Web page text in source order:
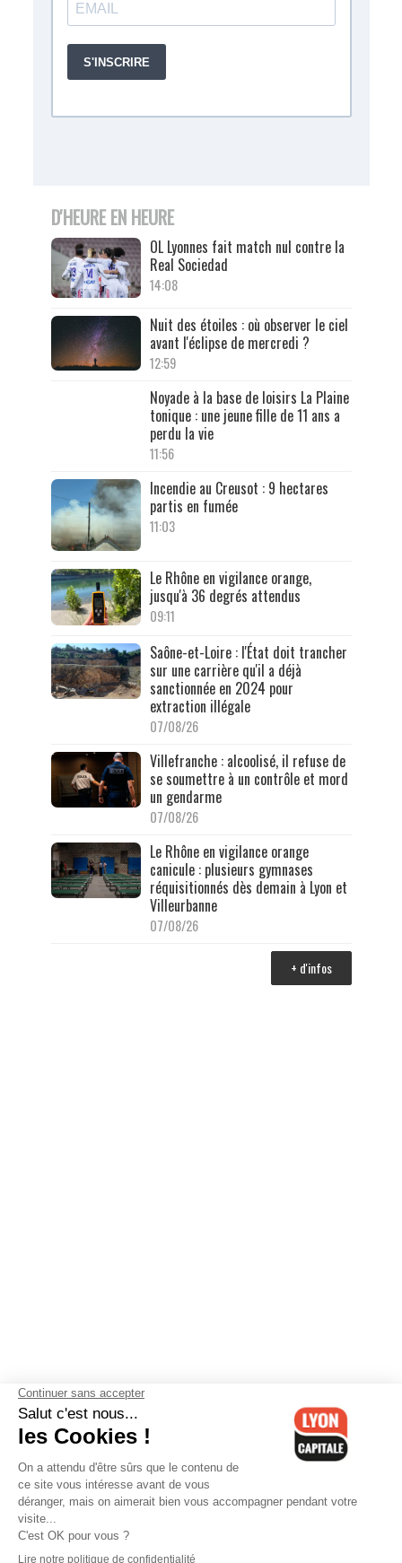
D'HEURE EN HEURE
OL Lyonnes fait match nul contre la
Real Sociedad
14:08
Nuit des étoiles : où observer le ciel
avant l'éclipse de mercredi ?
12:59
Noyade à la base de loisirs La Plaine
tonique : une jeune fille de 11 ans a
perdu la vie
11:56
Incendie au Creusot : 9 hectares
partis en fumée
11:03
Le Rhône en vigilance orange,
jusqu'à 36 degrés attendus
09:11
Saône-et-Loire : l'État doit trancher
sur une carrière qu'il a déjà
sanctionnée en 2024 pour
extraction illégale
07/08/26
Villefranche : alcoolisé, il refuse de
se soumettre à un contrôle et mord
un gendarme
07/08/26
Le Rhône en vigilance orange
canicule : plusieurs gymnases
réquisitionnés dès demain à Lyon et
Villeurbanne
07/08/26
+ d'infos